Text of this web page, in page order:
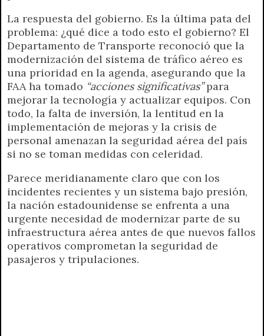
La respuesta del gobierno. Es la última pata del
problema: ¿qué dice a todo esto el gobierno? El
Departamento de Transporte reconoció que la
modernización del sistema de tráfico aéreo es
una prioridad en la agenda, asegurando que la
FAA ha tomado “acciones significativas”para
mejorar la tecnología y actualizar equipos. Con
todo, la falta de inversión, la lentitud en la
implementación de mejoras y la crisis de
personal amenazan la seguridad aérea del país
si no se toman medidas con celeridad.
Parece meridianamente claro que con los
incidentes recientes y un sistema bajo presión,
la nación estadounidense se enfrenta a una
urgente necesidad de modernizar parte de su
infraestructura aérea antes de que nuevos fallos
operativos comprometan la seguridad de
pasajeros y tripulaciones.